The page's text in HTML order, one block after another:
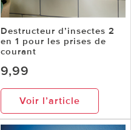
Destructeur d’insectes 2
en 1 pour les prises de
courant
9,99
Voir l’article